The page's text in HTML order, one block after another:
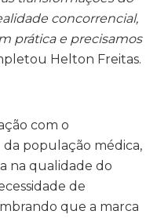
concorrencial,
prática e precisamos
Helton Freitas.
com o
população médica,
na qualidade do
de
que a marca